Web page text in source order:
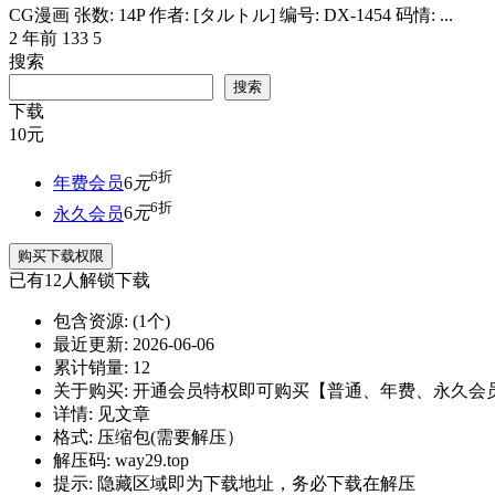
CG漫画 张数: 14P 作者: [タルトル] 编号: DX-1454 码情: ...
2 年前 133 5
搜索
搜索
下载
10元
年费会员6元6折
永久会员6元6折
购买下载权限
已有12人解锁下载
包含资源: (1个)
最近更新: 2026-06-06
累计销量: 12
关于购买: 开通会员特权即可购买【普通、年费、永久会
详情: 见文章
格式: 压缩包(需要解压）
解压码: way29.top
提示: 隐藏区域即为下载地址，务必下载在解压